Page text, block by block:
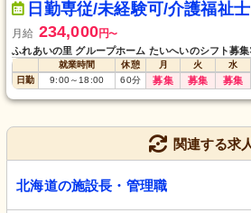
日勤専従/未経験可/介護福祉士
月給 234,000円〜
ふれあいの里 グループホーム たいへいのシフト募
就業時間 休憩 月 火 水
日勤
9:00～18:00 60分 募集 募集 募集
関連する求
北海道の施設長・管理職